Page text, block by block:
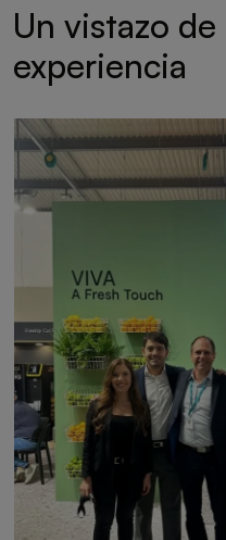
Un vistazo de
experiencia